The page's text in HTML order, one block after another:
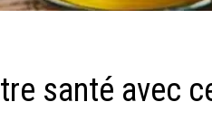
santé avec